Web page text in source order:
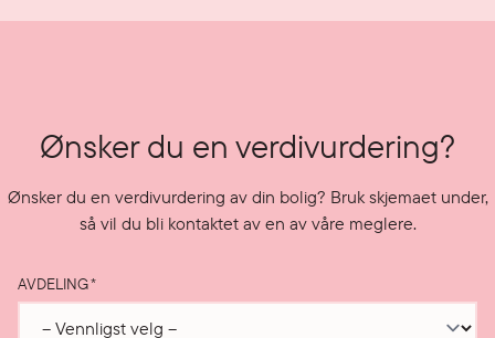
Ønsker du en verdivurdering?
Ønsker du en verdivurdering av din bolig? Bruk skjemaet under,
så vil du bli kontaktet av en av våre meglere.
AVDELING*